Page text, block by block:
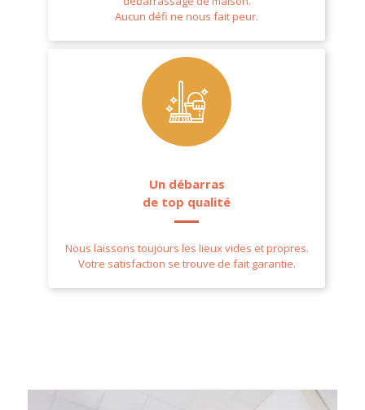
Aucun défi ne nous fait peur.
Un débarras
de top qualité
Nous laissons toujours les lieux vides et propres.
Votre satisfaction se trouve de fait garantie.